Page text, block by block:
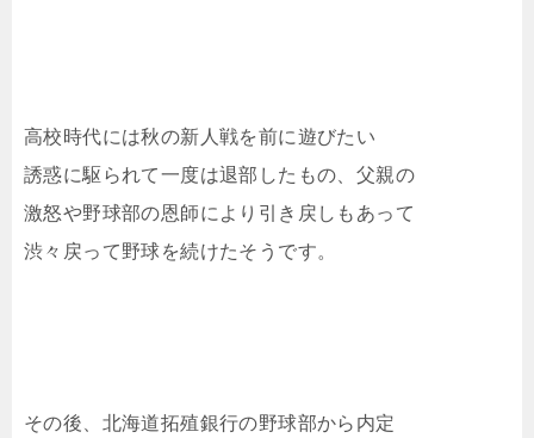
高校時代には秋の新人戦を前に遊びたい
誘惑に駆られて一度は退部したもの、父親の
激怒や野球部の恩師により引き戻しもあって
渋々戻って野球を続けたそうです。
その後、北海道拓殖銀行の野球部から内定